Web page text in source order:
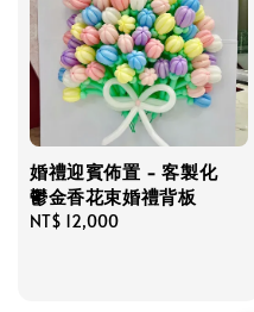
婚禮迎賓佈置 - 客製化
鬱金香花束婚禮背板
Regular
NT$ 12,000